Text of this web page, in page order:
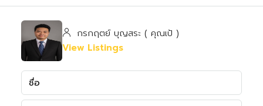
กรกฤตย์ บุญสระ ( คุณเป้ )
View Listings